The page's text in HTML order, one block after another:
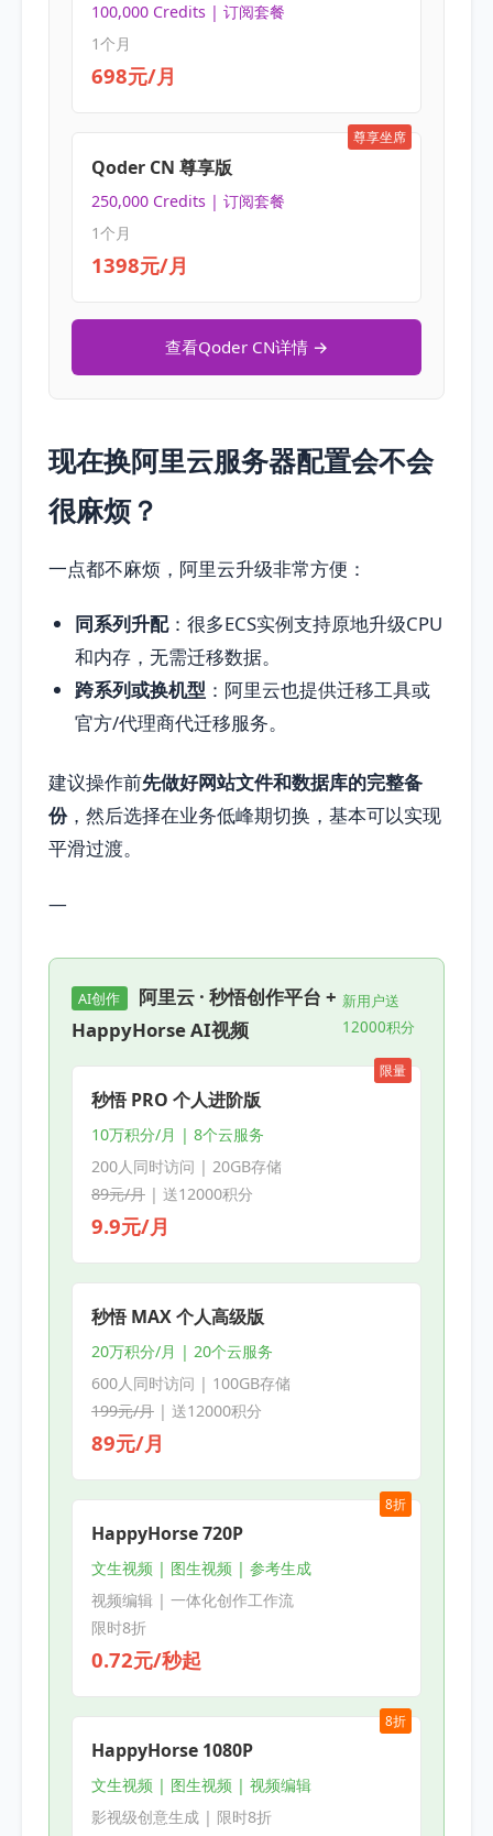
100,000 Credits | 订阅套餐
1个月
698元/月
尊享坐席
Qoder CN 尊享版
250,000 Credits | 订阅套餐
1个月
1398元/月
查看Qoder CN详情 →
现在换阿里云服务器配置会不会
很麻烦？
一点都不麻烦，阿里云升级非常方便：
同系列升配：很多ECS实例支持原地升级CPU
和内存，无需迁移数据。
跨系列或换机型 ：阿里云也提供迁移工具或
官方/代理商代迁移服务。
建议操作前先做好网站文件和数据库的完整备
份，然后选择在业务低峰期切换，基本可以实现
平滑过渡。
—
AI创作
阿里云 · 秒悟创作平台 +
HappyHorse AI视频
新用户送
12000积分
限量
秒悟 PRO 个人进阶版
10万积分/月 | 8个云服务
200人同时访问 | 20GB存储
89元/月| 送12000积分
9.9元/月
秒悟 MAX 个人高级版
20万积分/月 | 20个云服务
600人同时访问 | 100GB存储
199元/月| 送12000积分
89元/月
8折
HappyHorse 720P
文生视频 | 图生视频 | 参考生成
视频编辑 | 一体化创作工作流
限时8折
0.72元/秒起
8折
HappyHorse 1080P
文生视频 | 图生视频 | 视频编辑
影视级创意生成 | 限时8折